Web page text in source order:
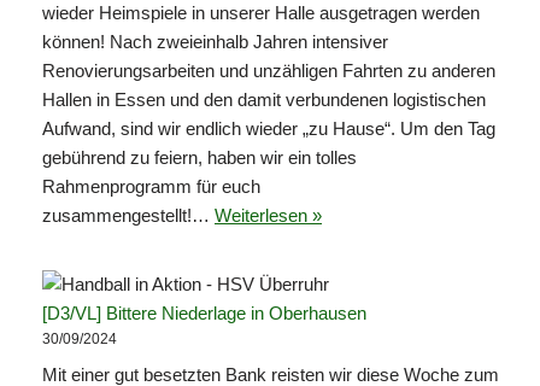
wieder Heimspiele in unserer Halle ausgetragen werden
können! Nach zweieinhalb Jahren intensiver
Renovierungsarbeiten und unzähligen Fahrten zu anderen
Hallen in Essen und den damit verbundenen logistischen
Aufwand, sind wir endlich wieder „zu Hause“. Um den Tag
gebührend zu feiern, haben wir ein tolles
Rahmenprogramm für euch
zusammengestellt!… Weiterlesen »
[D3/VL] Bittere Niederlage in Oberhausen
30/09/2024
Mit einer gut besetzten Bank reisten wir diese Woche zum